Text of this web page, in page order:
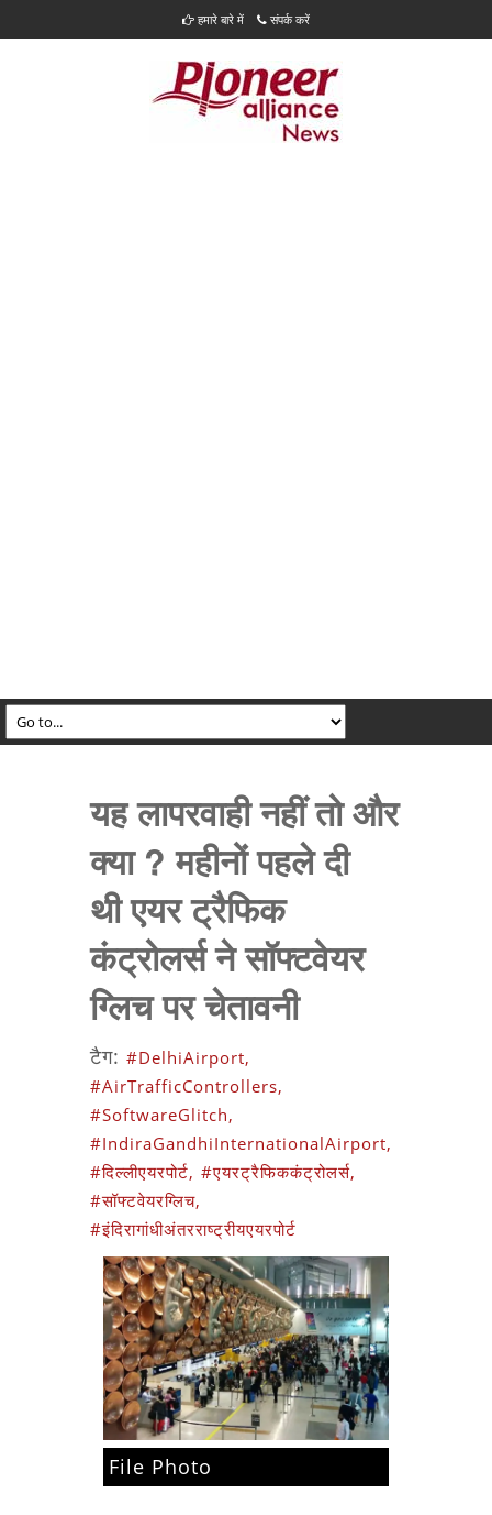
हमारे बारे में संपर्क करें
यह लापरवाही नहीं तो और
क्या ? महीनों पहले दी
थी एयर ट्रैफिक
कंट्रोलर्स ने सॉफ्टवेयर
ग्लिच पर चेतावनी
टैग: #DelhiAirport,
#AirTrafficControllers,
#SoftwareGlitch,
#IndiraGandhiInternationalAirport,
#दिल्लीएयरपोर्ट, #एयरट्रैफिककंट्रोलर्स,
#सॉफ्टवेयरग्लिच,
#इंदिरागांधीअंतरराष्ट्रीयएयरपोर्ट
File Photo